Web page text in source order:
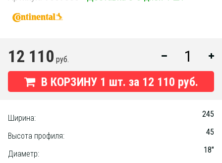
12 110 руб.
В КОРЗИНУ 1 шт. за 12 110 руб.
Ширина: 245
Высота профиля: 45
Диаметр: 18"